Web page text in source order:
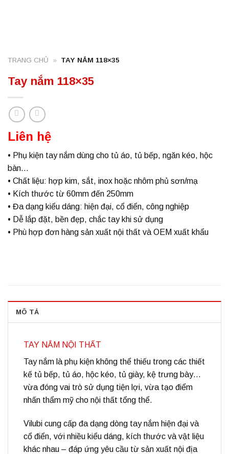
TRANG CHỦ » TAY NẮM 118×35
Tay nắm 118×35
Liên hệ
• Phụ kiện tay nắm dùng cho tủ áo, tủ bếp, ngăn kéo, hộc
bàn…
• Chất liệu: hợp kim, sắt, inox hoặc nhôm phủ sơn/mạ
• Kích thước từ 60mm đến 250mm
• Đa dạng kiểu dáng: hiện đại, cổ điển, công nghiệp
• Dễ lắp đặt, bền đẹp, chắc tay khi sử dụng
• Phù hợp đơn hàng sản xuất nội thất và OEM xuất khẩu
MÔ TẢ
TAY NẮM NỘI THẤT
Tay nắm là phụ kiện không thể thiếu trong các thiết
kế tủ bếp, tủ áo, hộc kéo, tủ giày, kệ trưng bày…
vừa đóng vai trò sử dụng tiện lợi, vừa tạo điểm
nhấn thẩm mỹ cho nội thất tổng thể.
Vilubi cung cấp đa dạng dòng tay nắm hiện đại và
cổ điển, với nhiều kiểu dáng, kích thước và vật liệu
khác nhau – đáp ứng yêu cầu từ sản xuất nội địa